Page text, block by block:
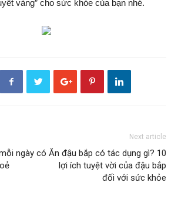
vàng” cho sức khỏe của bạn nhé.
ngày có
Next article
Ăn đậu bắp có tác dụng gì? 10
lợi ích tuyệt vời của đậu bắp
đối với sức khỏe